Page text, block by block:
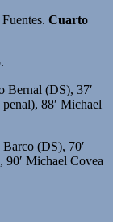
Cuarto
Bernal (DS), 37′
88′ Michael
(DS), 70′
90′ Michael Covea